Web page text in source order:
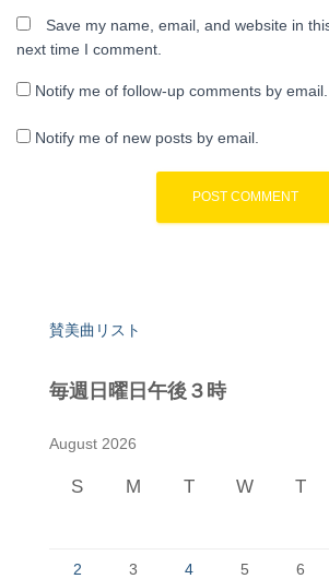
Save my name, email, and website in
next time I comment.
Notify me of follow-up comments by email.
Notify me of new posts by email.
賛美曲リスト
毎週日曜日午後３時
August 2026
S M T W T
2 3 4 5 6